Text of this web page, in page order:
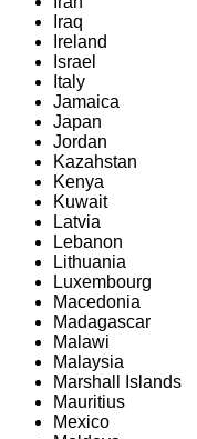
Iraq
Ireland
Israel
Italy
Jamaica
Japan
Jordan
Kazahstan
Kenya
Kuwait
Latvia
Lebanon
Lithuania
Luxembourg
Macedonia
Madagascar
Malawi
Malaysia
Marshall Islands
Mauritius
Mexico